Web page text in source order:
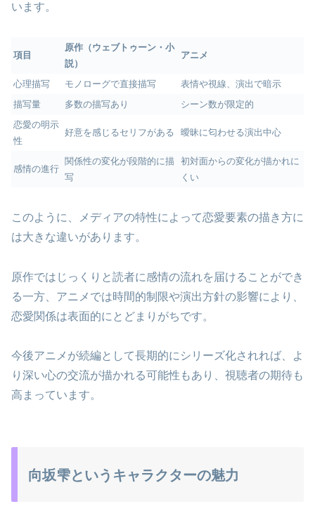
います。
項目
原作（ウェブトゥーン・小
説）
アニメ
心理描写 モノローグで直接描写
表情や視線、演出で暗示
描写量
多数の描写あり
シーン数が限定的
恋愛の明示
性
好意を感じるセリフがある 曖昧に匂わせる演出中心
感情の進行
関係性の変化が段階的に描
写
初対面からの変化が描かれに
くい
このように、メディアの特性によって恋愛要素の描き方に
は大きな違いがあります。
原作ではじっくりと読者に感情の流れを届けることができ
る一方、アニメでは時間的制限や演出方針の影響により、
恋愛関係は表面的にとどまりがちです。
今後アニメが続編として長期的にシリーズ化されれば、よ
り深い心の交流が描かれる可能性もあり、視聴者の期待も
高まっています。
向坂雫というキャラクターの魅力